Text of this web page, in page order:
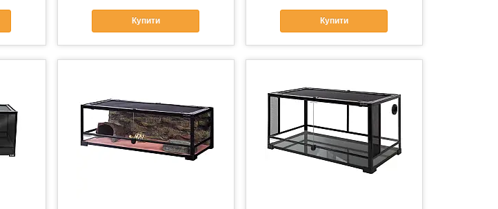
Купити Купити